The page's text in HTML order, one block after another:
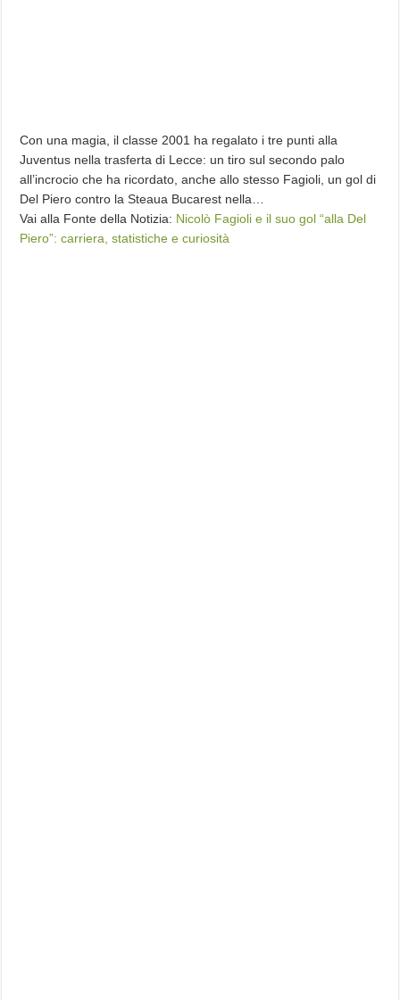
Con una magia, il classe 2001 ha regalato i tre punti alla
Juventus nella trasferta di Lecce: un tiro sul secondo palo
all’incrocio che ha ricordato, anche allo stesso Fagioli, un gol di
Del Piero contro la Steaua Bucarest nella…
Vai alla Fonte della Notizia: Nicolò Fagioli e il suo gol “alla Del
Piero”: carriera, statistiche e curiosità